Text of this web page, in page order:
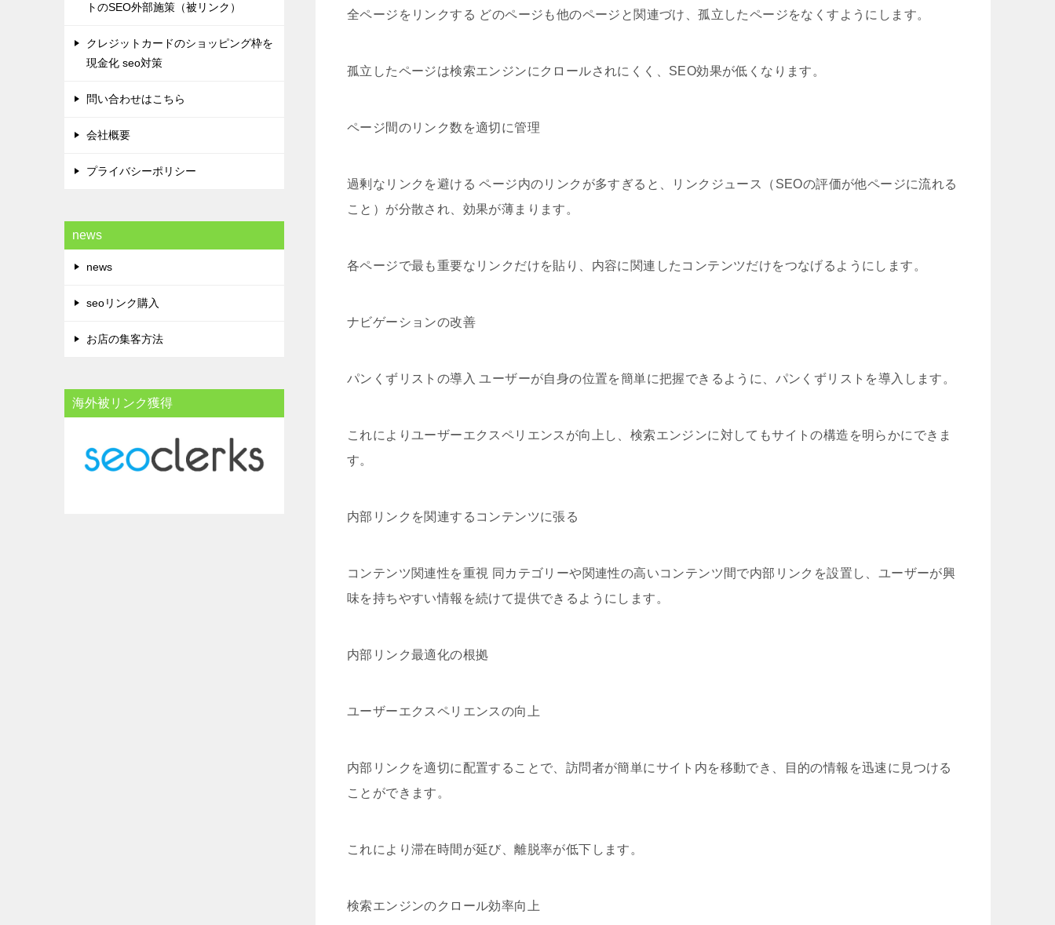
全ページをリンクする どのページも他のページと関連づけ、孤立したページをなくすようにします。
孤立したページは検索エンジンにクロールされにくく、SEO効果が低くなります。
ページ間のリンク数を適切に管理
過剰なリンクを避ける ページ内のリンクが多すぎると、リンクジュース（SEOの評価が他ページに流れる
こと）が分散され、効果が薄まります。
各ページで最も重要なリンクだけを貼り、内容に関連したコンテンツだけをつなげるようにします。
ナビゲーションの改善
パンくずリストの導入 ユーザーが自身の位置を簡単に把握できるように、パンくずリストを導入します。
これによりユーザーエクスペリエンスが向上し、検索エンジンに対してもサイトの構造を明らかにできま
す。
内部リンクを関連するコンテンツに張る
コンテンツ関連性を重視 同カテゴリーや関連性の高いコンテンツ間で内部リンクを設置し、ユーザーが興
味を持ちやすい情報を続けて提供できるようにします。
内部リンク最適化の根拠
ユーザーエクスペリエンスの向上
内部リンクを適切に配置することで、訪問者が簡単にサイト内を移動でき、目的の情報を迅速に見つける
ことができます。
これにより滞在時間が延び、離脱率が低下します。
検索エンジンのクロール効率向上
トのSEO外部施策（被リンク）
クレジットカードのショッピング枠を
現金化 seo対策
問い合わせはこちら
会社概要
プライバシーポリシー
news
news
seoリンク購入
お店の集客方法
海外被リンク獲得